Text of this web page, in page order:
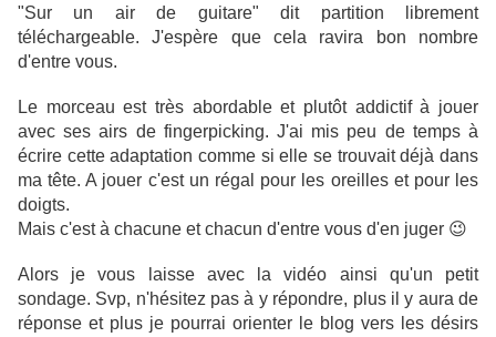
"Sur un air de guitare" dit partition librement
téléchargeable. J'espère que cela ravira bon nombre
d'entre vous.
Le morceau est très abordable et plutôt addictif à jouer
avec ses airs de fingerpicking. J'ai mis peu de temps à
écrire cette adaptation comme si elle se trouvait déjà dans
ma tête. A jouer c'est un régal pour les oreilles et pour les
doigts.
Mais c'est à chacune et chacun d'entre vous d'en juger 😉
Alors je vous laisse avec la vidéo ainsi qu'un petit
sondage. Svp, n'hésitez pas à y répondre, plus il y aura de
réponse et plus je pourrai orienter le blog vers les désirs